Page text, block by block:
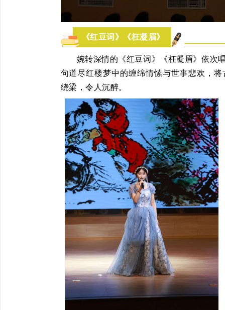
《红豆词》《枉凝眉》
婉转深情的《红豆词》《枉凝眉》依次
句道尽红楼梦中的缠绵情愫与世事悲欢，
绕梁，令人沉醉。